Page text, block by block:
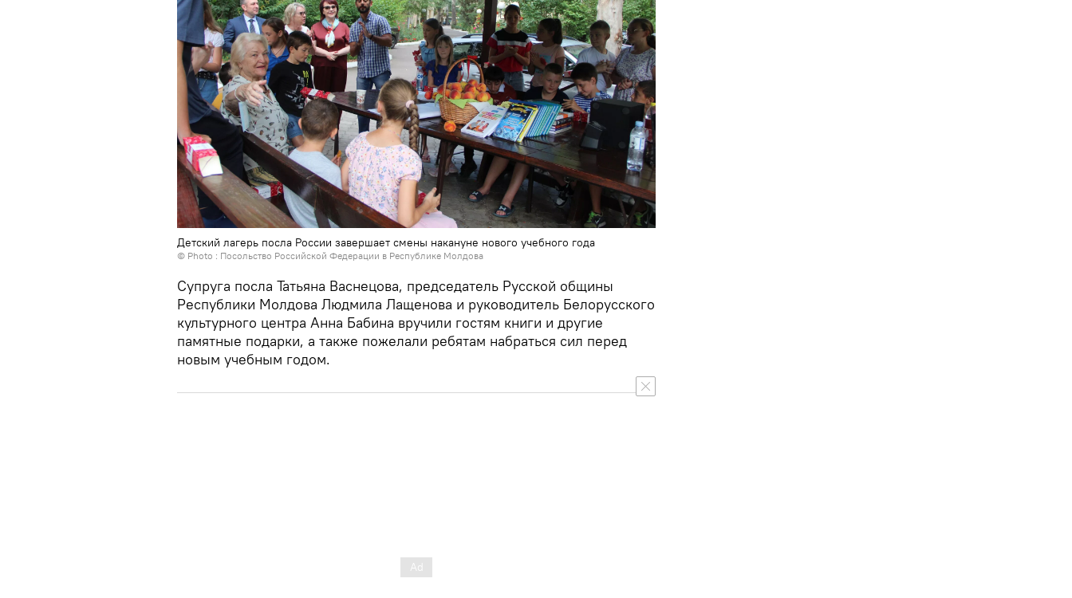
Детский лагерь посла России завершает смены накануне нового учебного года
© Photo : Посольство Российской Федерации в Республике Молдова
Супруга посла Татьяна Васнецова, председатель Русской общины
Республики Молдова Людмила Лащенова и руководитель Белорусского
культурного центра Анна Бабина вручили гостям книги и другие
памятные подарки, а также пожелали ребятам набраться сил перед
новым учебным годом.